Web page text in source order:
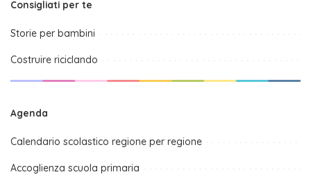
Consigliati per te
Storie per bambini
Costruire riciclando
Agenda
Calendario scolastico regione per regione
Accoglienza scuola primaria